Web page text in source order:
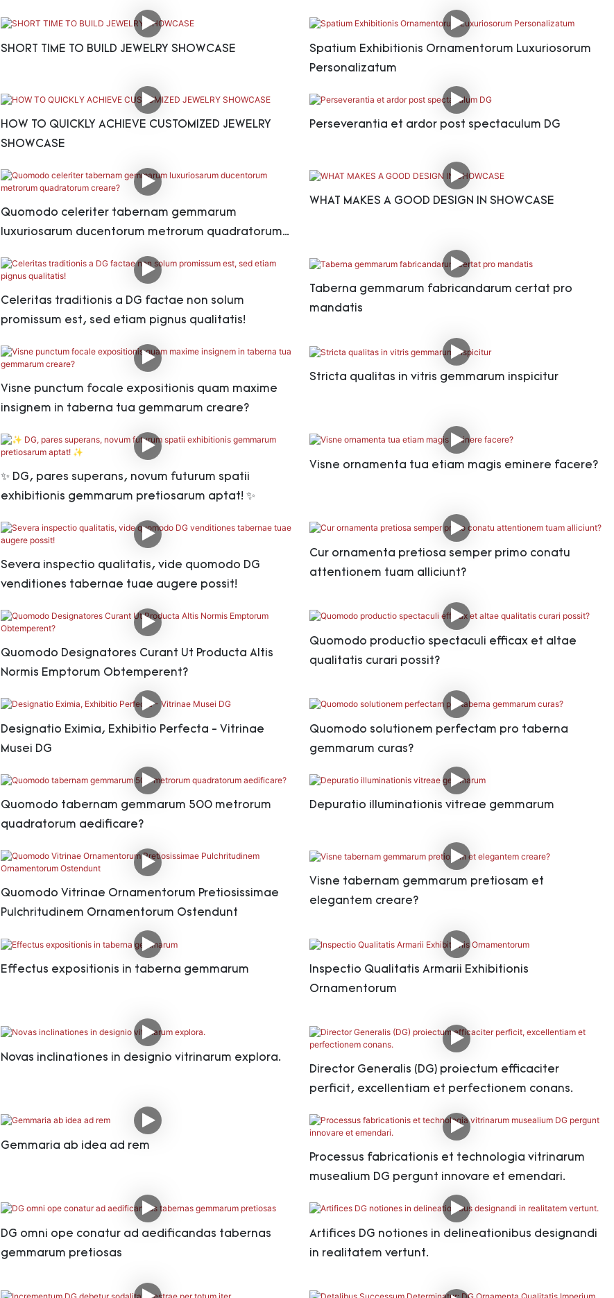
SHORT TIME TO BUILD JEWELRY SHOWCASE
Spatium Exhibitionis Ornamentorum Luxuriosorum
Personalizatum
HOW TO QUICKLY ACHIEVE CUSTOMIZED JEWELRY
SHOWCASE
Perseverantia et ardor post spectaculum DG
Quomodo celeriter tabernam gemmarum
luxuriosarum ducentorum metrorum quadratorum
WHAT MAKES A GOOD DESIGN IN SHOWCASE
Celeritas traditionis a DG factae non solum
promissum est, sed etiam pignus qualitatis!
Taberna gemmarum fabricandarum certat pro
mandatis
Visne punctum focale expositionis quam maxime
insignem in taberna tua gemmarum creare?
Stricta qualitas in vitris gemmarum inspicitur
✨ DG, pares superans, novum futurum spatii
exhibitionis gemmarum pretiosarum aptat! ✨
Visne ornamenta tua etiam magis eminere facere?
Severa inspectio qualitatis, vide quomodo DG
venditiones tabernae tuae augere possit!
Cur ornamenta pretiosa semper primo conatu
attentionem tuam alliciunt?
Quomodo Designatores Curant Ut Producta Altis
Normis Emptorum Obtemperent?
Quomodo productio spectaculi efficax et altae
qualitatis curari possit?
Designatio Eximia, Exhibitio Perfecta - Vitrinae
Musei DG
Quomodo solutionem perfectam pro taberna
gemmarum curas?
Quomodo tabernam gemmarum 500 metrorum
quadratorum aedificare?
Depuratio illuminationis vitreae gemmarum
Quomodo Vitrinae Ornamentorum Pretiosissimae
Pulchritudinem Ornamentorum Ostendunt
Visne tabernam gemmarum pretiosam et
elegantem creare?
Effectus expositionis in taberna gemmarum
Inspectio Qualitatis Armarii Exhibitionis
Ornamentorum
Novas inclinationes in designio vitrinarum explora.
Director Generalis (DG) proiectum efficaciter
perficit, excellentiam et perfectionem conans.
Gemmaria ab idea ad rem
Processus fabricationis et technologia vitrinarum
musealium DG pergunt innovare et emendari.
DG omni ope conatur ad aedificandas tabernas
gemmarum pretiosas
Artifices DG notiones in delineationibus designandi
in realitatem vertunt.